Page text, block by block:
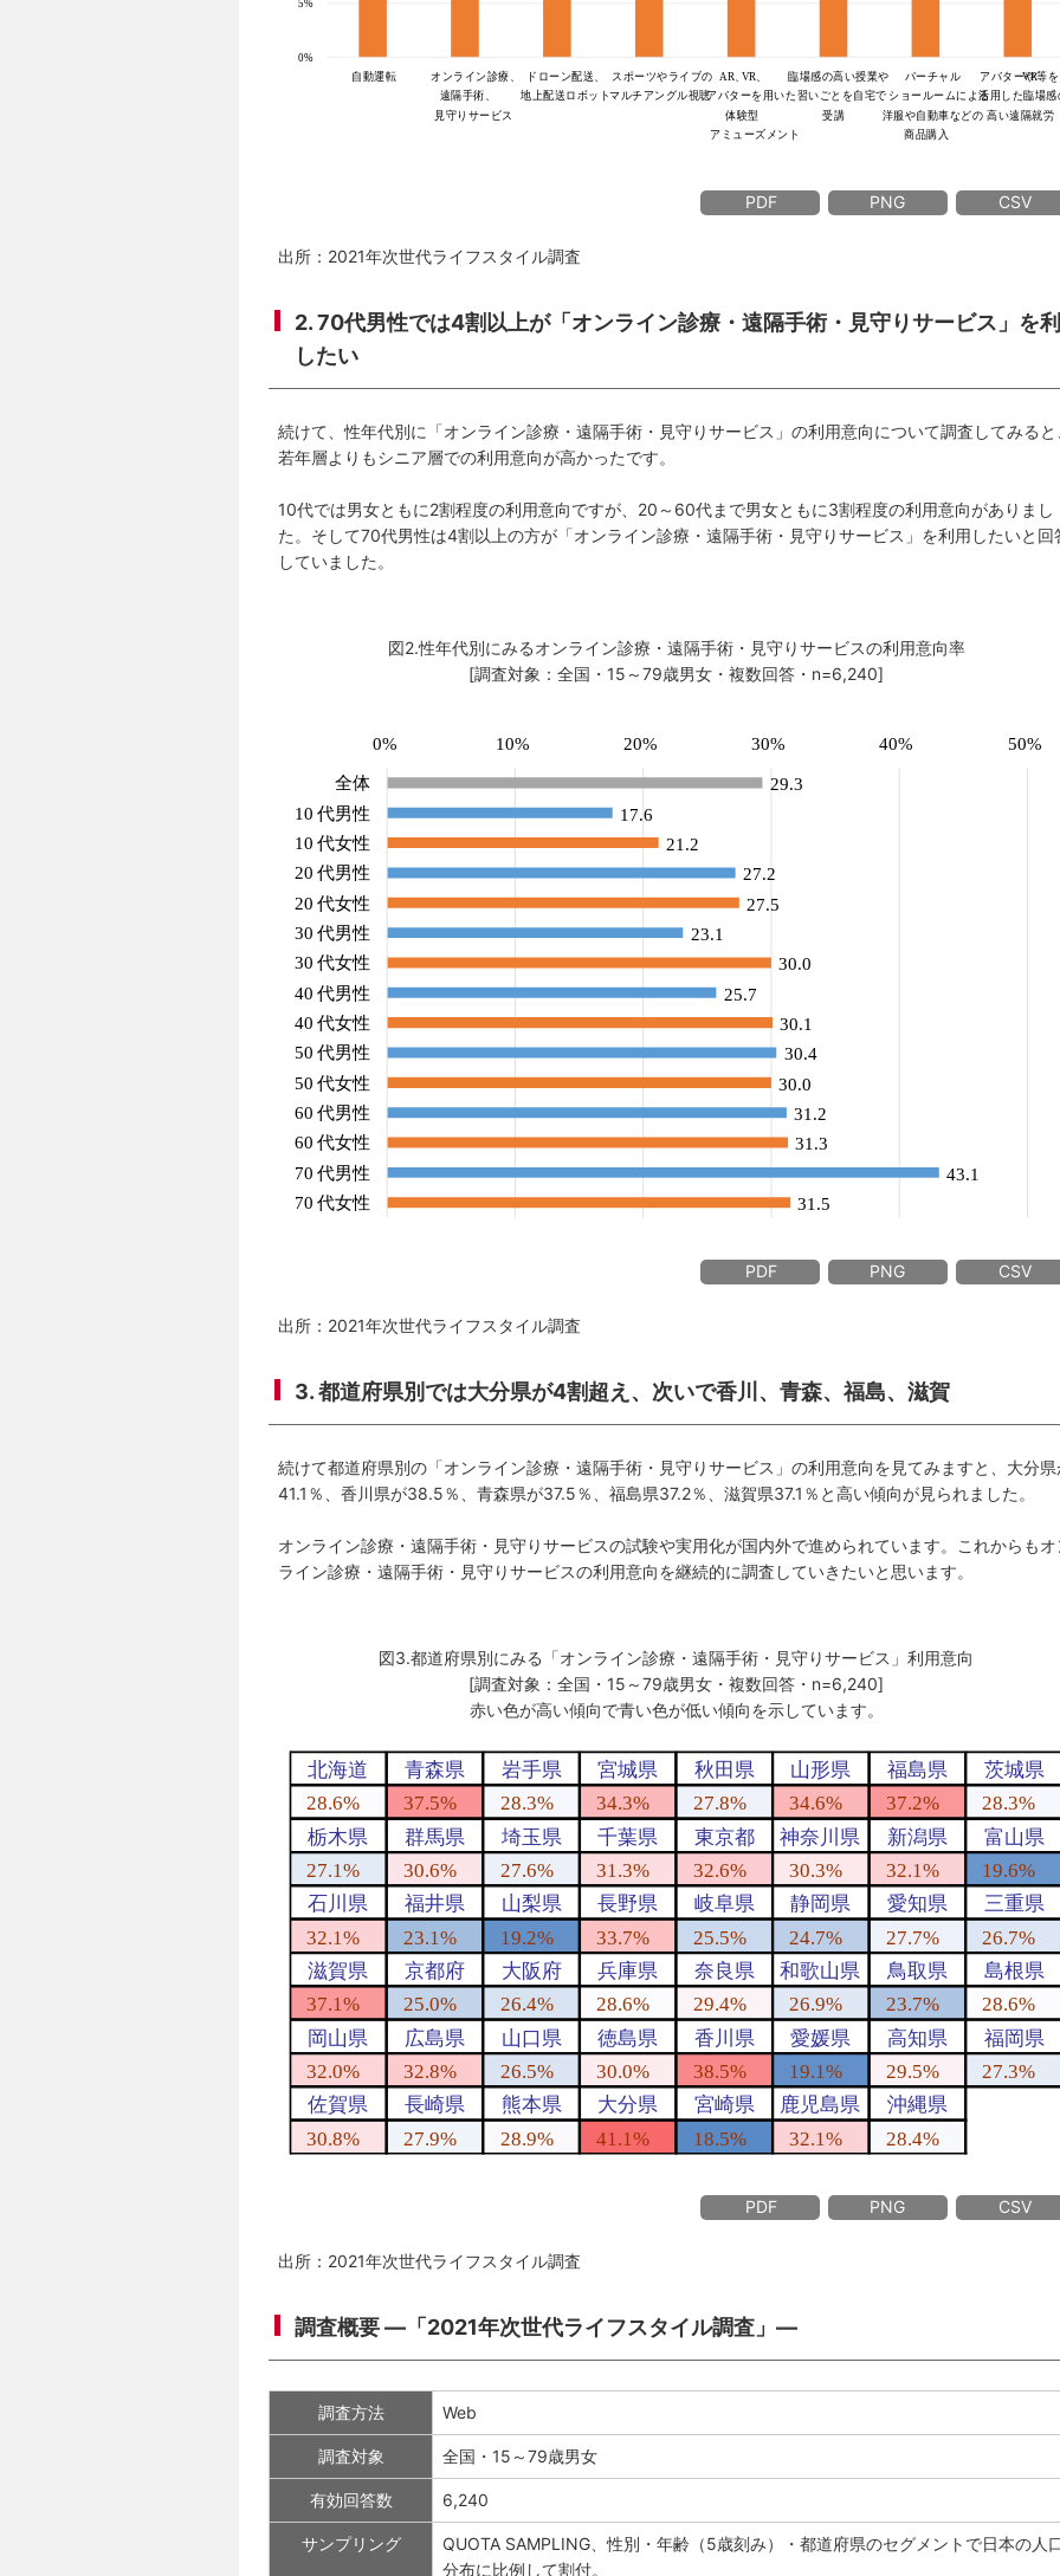
PDF PNG CSV
出所：2021年次世代ライフスタイル調査
2. 70代男性では4割以上が「オンライン診療・遠隔手術・見守りサービス」を
したい
続けて、性年代別に「オンライン診療・遠隔手術・見守りサービス」の利用意向について調査してみると
若年層よりもシニア層での利用意向が高かったです。
10代では男女ともに2割程度の利用意向ですが、20～60代まで男女ともに3割程度の利用意向がありまし
た。そして70代男性は4割以上の方が「オンライン診療・遠隔手術・見守りサービス」を利用したいと回
していました。
図2.性年代別にみるオンライン診療・遠隔手術・見守りサービスの利用意向率
[調査対象：全国・15～79歳男女・複数回答・n=6,240]
PDF PNG CSV
出所：2021年次世代ライフスタイル調査
3. 都道府県別では大分県が4割超え、次いで香川、青森、福島、滋賀
続けて都道府県別の「オンライン診療・遠隔手術・見守りサービス」の利用意向を見てみますと、大分県
41.1％、香川県が38.5％、青森県が37.5％、福島県37.2％、滋賀県37.1％と高い傾向が見られました。
オンライン診療・遠隔手術・見守りサービスの試験や実用化が国内外で進められています。これからもオ
ライン診療・遠隔手術・見守りサービスの利用意向を継続的に調査していきたいと思います。
図3.都道府県別にみる「オンライン診療・遠隔手術・見守りサービス」利用意向
[調査対象：全国・15～79歳男女・複数回答・n=6,240]
赤い色が高い傾向で青い色が低い傾向を示しています。
PDF PNG CSV
出所：2021年次世代ライフスタイル調査
調査概要 ―「2021年次世代ライフスタイル調査」―
調査方法 Web
調査対象 全国・15～79歳男女
有効回答数 6,240
サンプリング
QUOTA SAMPLING、性別・年齢（5歳刻み）・都道府県のセグメントで日本の人
分布に比例して割付。